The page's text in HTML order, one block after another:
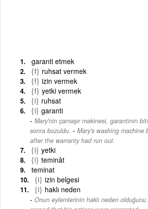
garanti etmek
{f} ruhsat vermek
{f} izin vermek
{f} yetki vermek
{i} ruhsat
{i} garanti
Mary'nin çamaşır makinesi, garantinin
sonra bozuldu. - Mary's washing machine
after the warranty had run out.
{i} yetki
{i} teminât
teminat
{i} izin belgesi
{i} haklı neden
Onun eylemlerinin haklı neden